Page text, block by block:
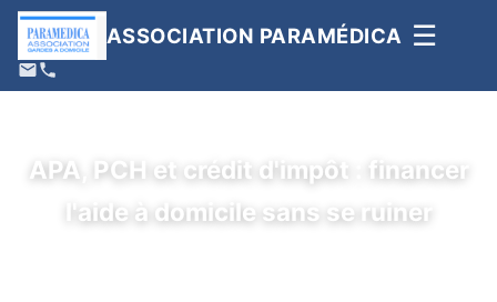
ASSOCIATION PARAMÉDICA ☰
APA, PCH et crédit d'impôt : financer
l'aide à domicile sans se ruiner